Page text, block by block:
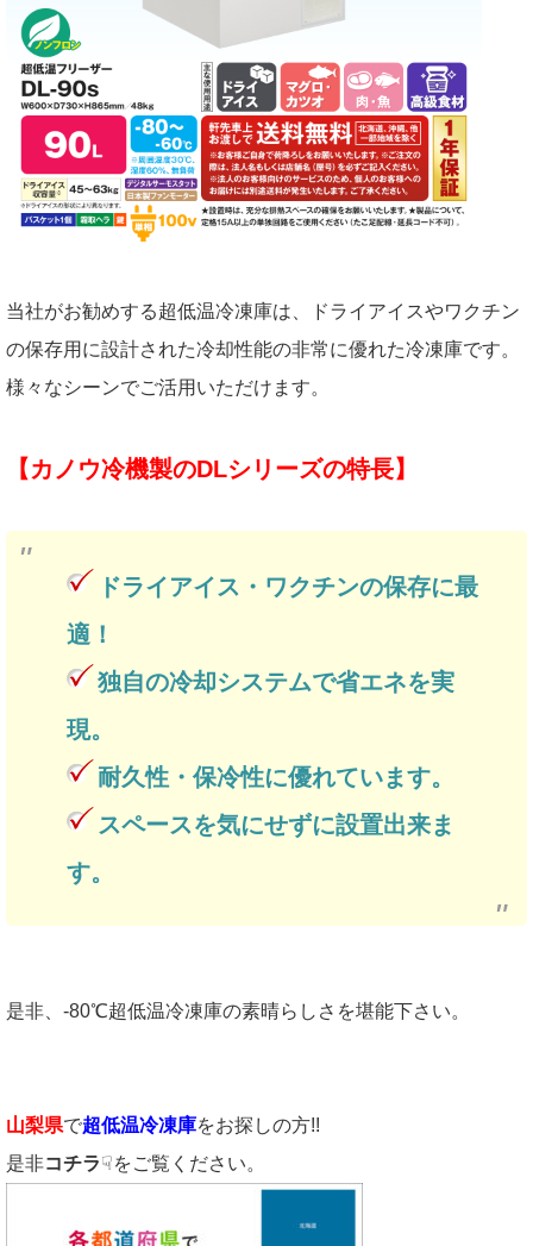
当社がお勧めする超低温冷凍庫は、ドライアイスやワクチン
の保存用に設計された冷却性能の非常に優れた冷凍庫です。
様々なシーンでご活用いただけます。
【カノウ冷機製のDLシリーズの特長】
ドライアイス・ワクチンの保存に最
適！
独自の冷却システムで省エネを実
現。
耐久性・保冷性に優れています。
スペースを気にせずに設置出来ま
す。
是非、-80℃超低温冷凍庫の素晴らしさを堪能下さい。
山梨県で超低温冷凍庫をお探しの方!!
是非コチラ☟をご覧ください。